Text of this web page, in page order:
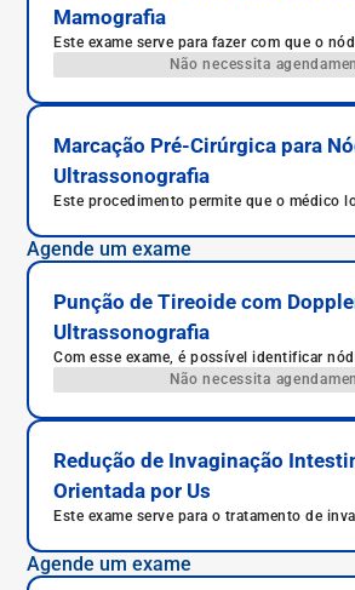
Mamografia
Este exame serve para fazer com que o
facilmente encontrado, já que muitos não
meio de exame.
Não necessita
Marcação Pré-Cirúrgica para
Ultrassonografia
Este procedimento permite que o médico
retirada completa.
Agende um exame
Punção de Tireoide com
Ultrassonografia
Com esse exame, é possível identificar
analisar suas características e coletar
Não necessita
Redução de Invaginação
Orientada por Us
Este exame serve para o tratamento de
Agende um exame